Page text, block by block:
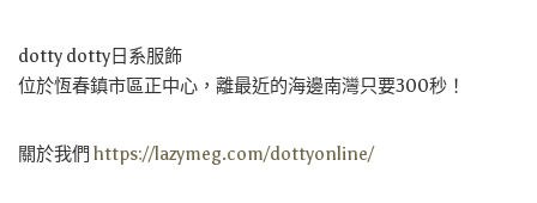
dotty dotty日系服飾
位於恆春鎮市區正中心，離最近的海邊南灣只要300秒！
關於我們 https://lazymeg.com/dottyonline/